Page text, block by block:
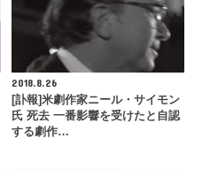
2018.8.26
[訃報]米劇作家ニール・サイモン
氏 死去 一番影響を受けたと自認
する劇作…